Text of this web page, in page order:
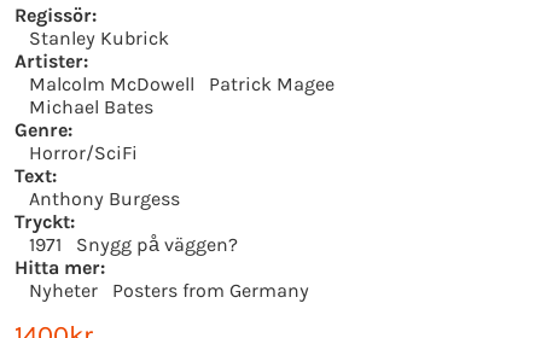
Regissör:
Stanley Kubrick
Artister:
Malcolm McDowell
Patrick Magee
Michael Bates
Genre:
Horror/SciFi
Text:
Anthony Burgess
Tryckt:
1971
Snygg på väggen?
Hitta mer:
Nyheter
Posters from Germany